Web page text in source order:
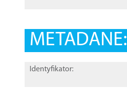
METADANE:
Identyfikator: